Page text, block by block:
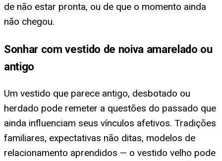
de não estar pronta, ou de que o momento ainda
não chegou.
Sonhar com vestido de noiva amarelado ou
antigo
Um vestido que parece antigo, desbotado ou
herdado pode remeter a questões do passado que
ainda influenciam seus vínculos afetivos. Tradições
familiares, expectativas não ditas, modelos de
relacionamento aprendidos — o vestido velho pode